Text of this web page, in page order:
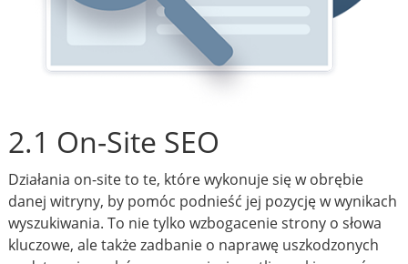
2.1 On-Site SEO
Działania on-site to te, które wykonuje się w obrębie
danej witryny, by pomóc podnieść jej pozycję w wynikach
wyszukiwania. To nie tylko wzbogacenie strony o słowa
kluczowe, ale także zadbanie o naprawę uszkodzonych